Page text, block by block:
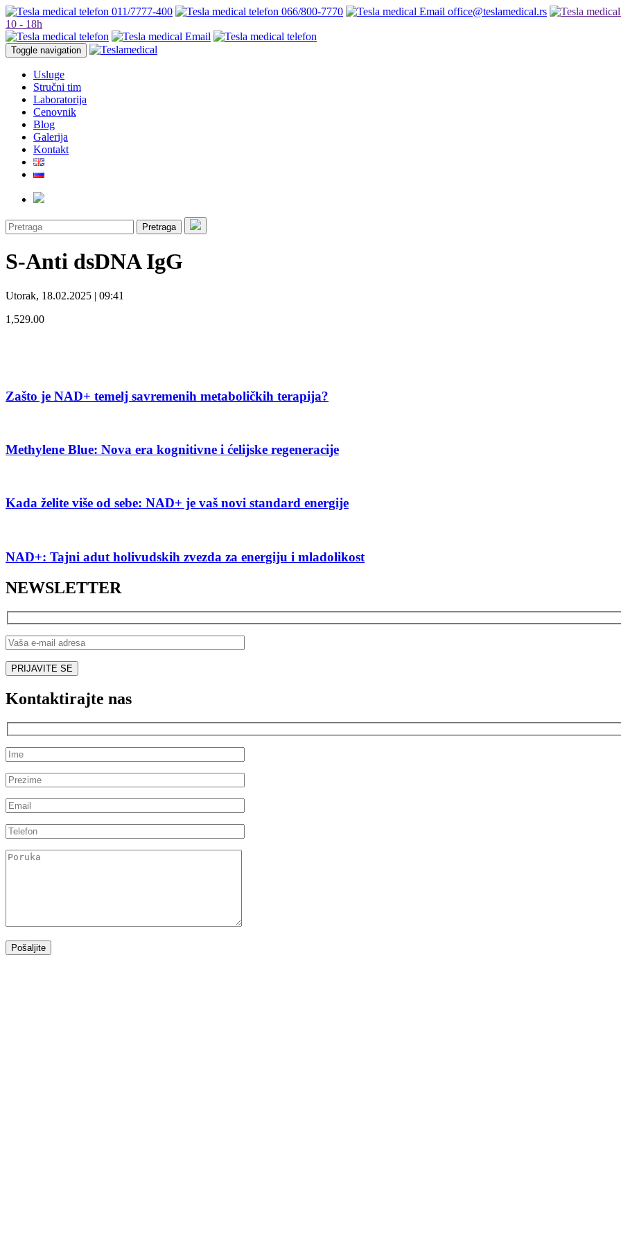
011/7777-400 066/800-7770 office@teslamedical.rs
10 - 18h
Toggle navigation
Usluge
Stručni tim
Laboratorija
Cenovnik
Blog
Galerija
Kontakt
Pretraga
S-Anti dsDNA IgG
Utorak, 18.02.2025 | 09:41
1,529.00
Zašto je NAD+ temelj savremenih metaboličkih terapija?
Methylene Blue: Nova era kognitivne i ćelijske regeneracije
Kada želite više od sebe: NAD+ je vaš novi standard energije
NAD+: Tajni adut holivudskih zvezda za energiju i mladolikost
NEWSLETTER
Kontaktirajte nas